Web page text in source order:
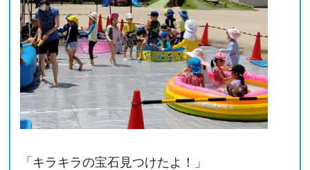
「キラキラの宝石見つけたよ！」